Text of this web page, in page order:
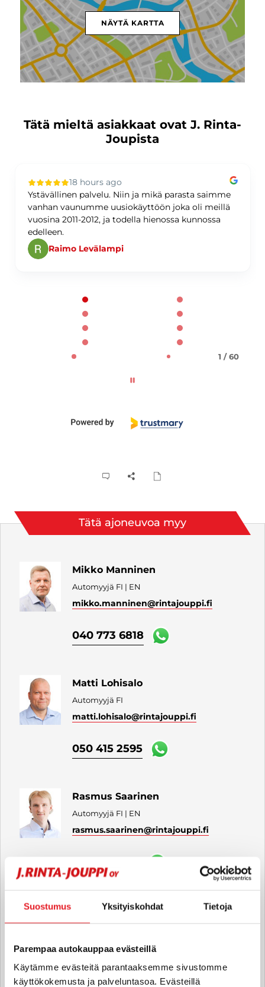
Suostumus Yksityiskohdat Tietoja
Parempaa autokauppaa evästeillä
Käytämme evästeitä parantaaksemme sivustomme
käyttökokemusta ja palveluntasoa. Evästeillä
NÄYTÄ KARTTA
Tätä mieltä asiakkaat ovat J. Rinta-
Joupista
18 hours ago
Ystävällinen palvelu. Niin ja mikä parasta saimme
vanhan vaunumme uusiokäyttöön joka oli meillä
vuosina 2011-2012, ja todella hienossa kunnossa
edelleen.
Raimo Levälampi
1 / 60
Tätä ajoneuvoa myy
Mikko Manninen
Automyyjä FI | EN
mikko.manninen@rintajouppi.fi
040 773 6818
Matti Lohisalo
Automyyjä FI
matti.lohisalo@rintajouppi.fi
050 415 2595
Rasmus Saarinen
Automyyjä FI | EN
rasmus.saarinen@rintajouppi.fi
Nico Eskelinen
Automyyjä FI | EN
nico.eskelinen @rintajouppi.fi
040 487 9280